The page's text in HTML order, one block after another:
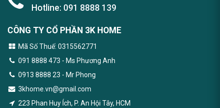
Hotline: 091 8888 139
CÔNG TY CỔ PHẦN 3K HOME
Mã Số Thuế: 0315562771
091 8888 473 - Ms Phương Anh
0913 8888 23 - Mr Phong
3khome.vn@gmail.com
223 Phan Huy Ích, P. An Hội Tây, HCM